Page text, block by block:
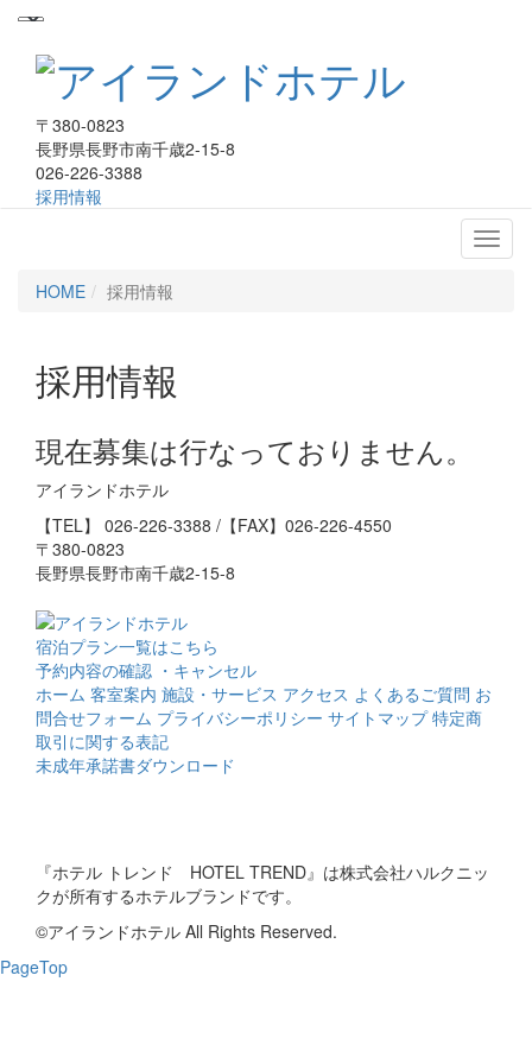
〒380-0823
長野県長野市南千歳2-15-8
026-226-3388
採用情報
HOME 採用情報
採用情報
現在募集は行なっておりません。
アイランドホテル
【TEL】 026-226-3388 /【FAX】026-226-4550
〒380-0823
長野県長野市南千歳2-15-8
宿泊プラン一覧はこちら
予約内容の確認 ・キャンセル
ホーム 客室案内 施設・サービス アクセス よくあるご質問 お
問合せフォーム プライバシーポリシー サイトマップ 特定商
取引に関する表記
未成年承諾書ダウンロード
『ホテル トレンド HOTEL TREND』は株式会社ハルクニッ
クが所有するホテルブランドです。
©アイランドホテル All Rights Reserved.
PageTop